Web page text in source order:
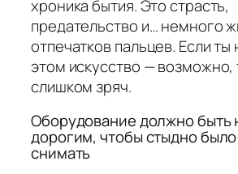
хроника бытия. Это страсть,
предательство и… немного
отпечатков пальцев. Если
этом искусство — возможно,
слишком зряч.
Оборудование должно быть
дорогим, чтобы стыдно
снимать